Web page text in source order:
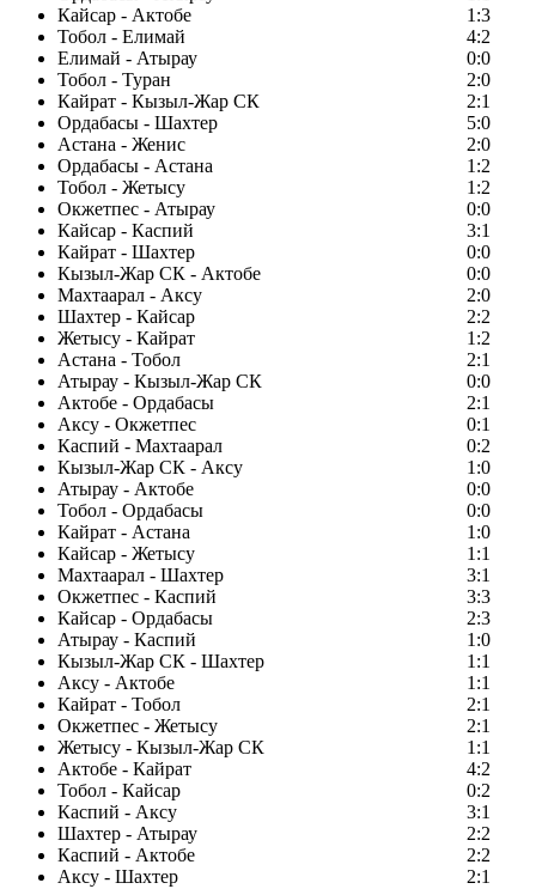
Кайсар - Актобе
1:3
Тобол - Елимай
4:2
Елимай - Атырау
0:0
Тобол - Туран
2:0
Кайрат - Кызыл-Жар СК
2:1
Ордабасы - Шахтер
5:0
Астана - Женис
2:0
Ордабасы - Астана
1:2
Тобол - Жетысу
1:2
Окжетпес - Атырау
0:0
Кайсар - Каспий
3:1
Кайрат - Шахтер
0:0
Кызыл-Жар СК - Актобе
0:0
Махтаарал - Аксу
2:0
Шахтер - Кайсар
2:2
Жетысу - Кайрат
1:2
Астана - Тобол
2:1
Атырау - Кызыл-Жар СК
0:0
Актобе - Ордабасы
2:1
Аксу - Окжетпес
0:1
Каспий - Махтаарал
0:2
Кызыл-Жар СК - Аксу
1:0
Атырау - Актобе
0:0
Тобол - Ордабасы
0:0
Кайрат - Астана
1:0
Кайсар - Жетысу
1:1
Махтаарал - Шахтер
3:1
Окжетпес - Каспий
3:3
Кайсар - Ордабасы
2:3
Атырау - Каспий
1:0
Кызыл-Жар СК - Шахтер
1:1
Аксу - Актобе
1:1
Кайрат - Тобол
2:1
Окжетпес - Жетысу
2:1
Жетысу - Кызыл-Жар СК
1:1
Актобе - Кайрат
4:2
Тобол - Кайсар
0:2
Каспий - Аксу
3:1
Шахтер - Атырау
2:2
Каспий - Актобе
2:2
Аксу - Шахтер
2:1